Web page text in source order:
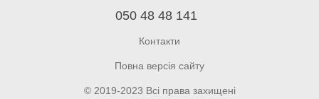
050 48 48 141
Контакти
Повна версія сайту
© 2019-2023 Всі права захищені